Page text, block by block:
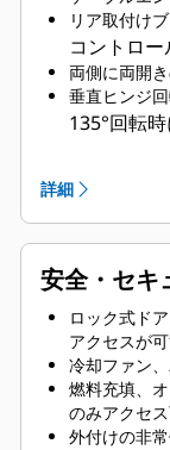
リア取付け
コントロ
両側に両開
垂直ヒンジ
135°回転
エンクロー
端
ラジエータ
詳細
安全・セキ
ロック式ド
アクセスが可
冷却ファン
燃料充填、
のみアクセ
外付けの非